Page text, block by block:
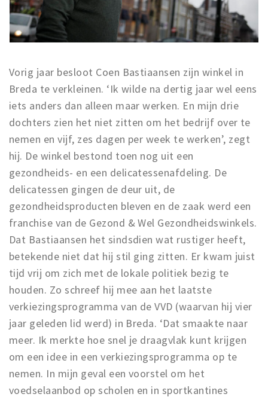
Vorig jaar besloot Coen Bastiaansen zijn winkel in
Breda te verkleinen. ‘Ik wilde na dertig jaar wel eens
iets anders dan alleen maar werken. En mijn drie
dochters zien het niet zitten om het bedrijf over te
nemen en vijf, zes dagen per week te werken’, zegt
hij. De winkel bestond toen nog uit een
gezondheids- en een delicatessenafdeling. De
delicatessen gingen de deur uit, de
gezondheidsproducten bleven en de zaak werd een
franchise van de Gezond & Wel Gezondheidswinkels.
Dat Bastiaansen het sindsdien wat rustiger heeft,
betekende niet dat hij stil ging zitten. Er kwam juist
tijd vrij om zich met de lokale politiek bezig te
houden. Zo schreef hij mee aan het laatste
verkiezingsprogramma van de VVD (waarvan hij vier
jaar geleden lid werd) in Breda. ‘Dat smaakte naar
meer. Ik merkte hoe snel je draagvlak kunt krijgen
om een idee in een verkiezingsprogramma op te
nemen. In mijn geval een voorstel om het
voedselaanbod op scholen en in sportkantines